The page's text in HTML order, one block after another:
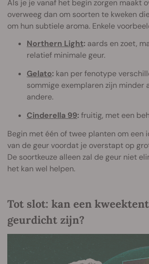
Als je je vanaf het begin zorgen maakt
overweeg dan om soorten te kweken
om hun subtiele aroma. Enkele
Northern Light: aards en zoet,
relatief minimale geur.
Gelato: kan per fenotype
sommige exemplaren zijn minder
andere.
Cinderella 99: fruitig, met een
Begin met één of twee planten om een
van de geur voordat je overstapt op
De soortkeuze alleen zal de geur niet
het kan wel helpen.
Tot slot: kan een
geurdicht zijn?